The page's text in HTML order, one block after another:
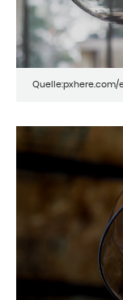
Quelle:pxhere.com/